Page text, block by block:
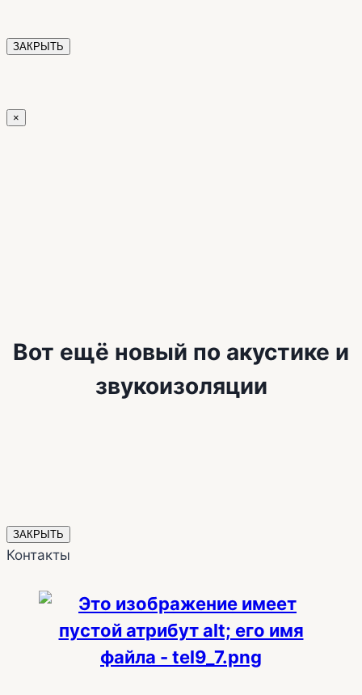
ЗАКРЫТЬ
×
Вот ещё новый по акустике и
звукоизоляции
ЗАКРЫТЬ
Контакты